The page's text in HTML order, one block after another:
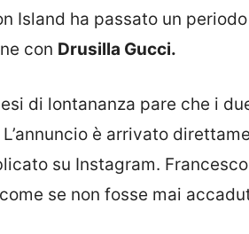
Island ha passato un
con Drusilla Gucci.
di lontananza pare che i
è arrivato
su Instagram.
se non fosse mai